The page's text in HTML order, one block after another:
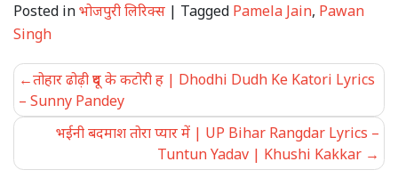
Posted inभोजपुरी लिरिक्स | Tagged Pamela Jain, Pawan
Singh
Post
navigation
तोहार ढोढ़ी दूध के कटोरी ह | Dhodhi Dudh Ke Katori Lyrics
– Sunny Pandey
भईनी बदमाश तोरा प्यार में | UP Bihar Rangdar Lyrics –
Tuntun Yadav | Khushi Kakkar